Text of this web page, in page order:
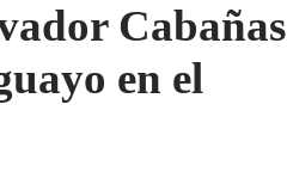
Cabañas
en el